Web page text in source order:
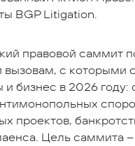
BGP Litigation.
правовой саммит
с которыми
бизнес в 2026 году:
проектов,
Цель саммита